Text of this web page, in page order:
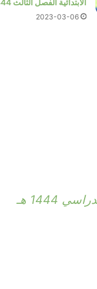
الابتدائية الفصل الثالث 1444
2023-03-06
هـ